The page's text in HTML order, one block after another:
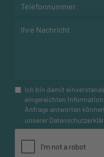
Ich bin damit
eingereichten
Anfrage antworten
unserer